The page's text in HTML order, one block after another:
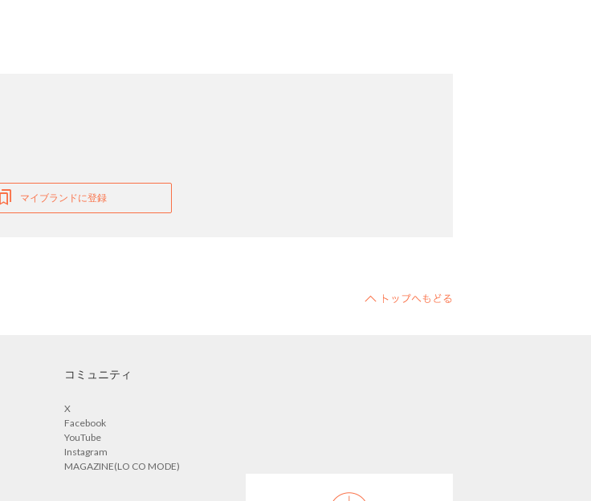
マイブランドに登録
コミュニティ
X
Facebook
YouTube
Instagram
MAGAZINE(LO CO MODE)